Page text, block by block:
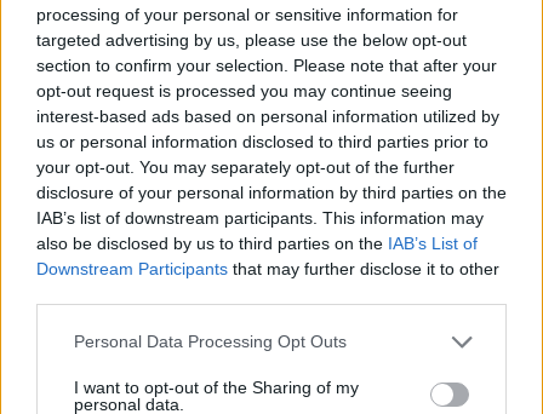
processing of your personal or sensitive information for
targeted advertising by us, please use the below opt-out
section to confirm your selection. Please note that after your
opt-out request is processed you may continue seeing
interest-based ads based on personal information utilized by
us or personal information disclosed to third parties prior to
your opt-out. You may separately opt-out of the further
disclosure of your personal information by third parties on the
IAB’s list of downstream participants. This information may
also be disclosed by us to third parties on the IAB’s List of
Downstream Participants that may further disclose it to other
Please note that this website/app uses one or more Google
not limited to your visit or usage behaviour. You may click to
Personal Data Processing Opt Outs
I want to opt-out of the Sharing of my
personal data.
ΕΞΩΤΕΡΙΚΟ 30.10.2024
επισκεφθείτε τον χειμώνα
Μήπως να κλείσετε σε κάποια από αυτές τις πόλεις της